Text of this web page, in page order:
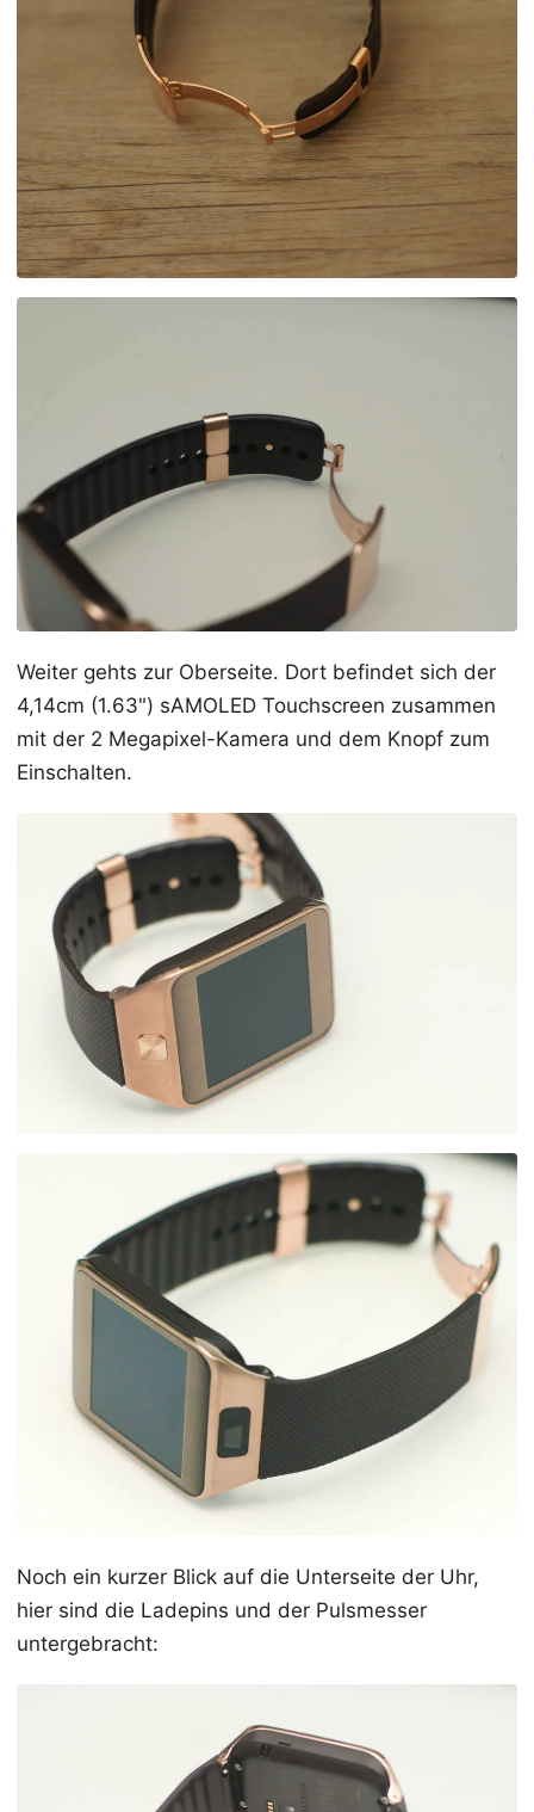
Weiter gehts zur Oberseite. Dort befindet sich der
4,14cm (1.63") sAMOLED Touchscreen zusammen
mit der 2 Megapixel-Kamera und dem Knopf zum
Einschalten.
Noch ein kurzer Blick auf die Unterseite der Uhr,
hier sind die Ladepins und der Pulsmesser
untergebracht: